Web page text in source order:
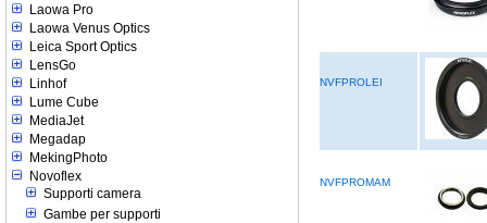
Laowa Pro
Laowa Venus Optics
Leica Sport Optics
LensGo
Linhof
Lume Cube
MediaJet
Megadap
MekingPhoto
Novoflex
Supporti camera
Gambe per supporti
NVFPROLEI
NVFPROMAM